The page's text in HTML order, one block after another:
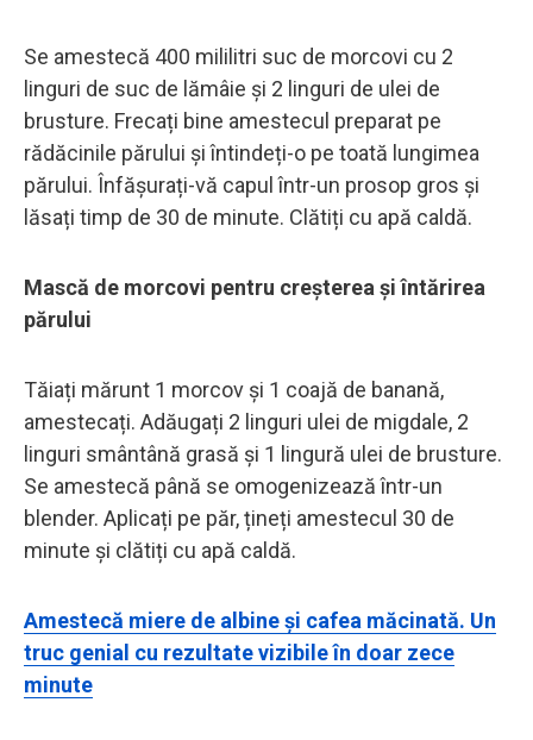
Se amestecă 400 mililitri suc de morcovi cu 2
linguri de suc de lămâie și 2 linguri de ulei de
brusture. Frecați bine amestecul preparat pe
rădăcinile părului și întindeți-o pe toată lungimea
părului. Înfășurați-vă capul într-un prosop gros și
lăsați timp de 30 de minute. Clătiți cu apă caldă.
Mască de morcovi pentru creșterea și întărirea
părului
Tăiați mărunt 1 morcov și 1 coajă de banană,
amestecați. Adăugați 2 linguri ulei de migdale, 2
linguri smântână grasă și 1 lingură ulei de brusture.
Se amestecă până se omogenizează într-un
blender. Aplicați pe păr, țineți amestecul 30 de
minute și clătiți cu apă caldă.
Amestecă miere de albine și cafea măcinată. Un
truc genial cu rezultate vizibile în doar zece
minute